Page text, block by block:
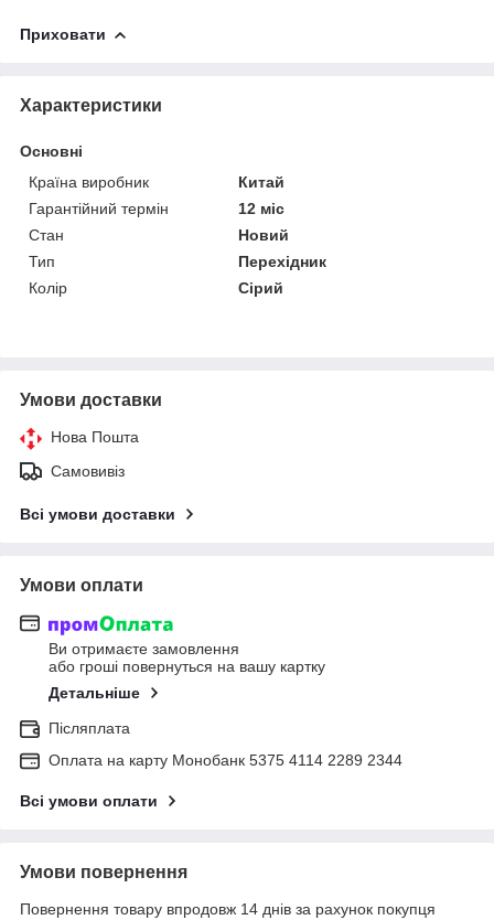
Приховати
Характеристики
Основні
Країна виробник
Китай
Гарантійний термін
12 міс
Стан
Новий
Тип
Перехідник
Колір
Сірий
Умови доставки
Нова Пошта
Самовивіз
Всі умови доставки
Умови оплати
Ви отримаєте замовлення
або гроші повернуться на вашу картку
Детальніше
Післяплата
Оплата на карту Монобанк 5375 4114 2289 2344
Всі умови оплати
Умови повернення
Повернення товару впродовж 14 днів за рахунок покупця